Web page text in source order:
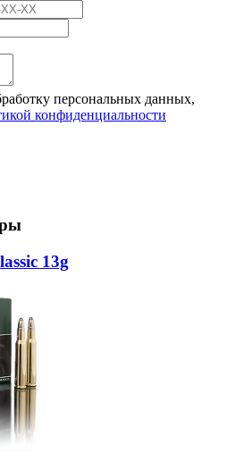
персональных данных,
конфиденциальности
13g